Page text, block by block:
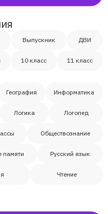
Выпускник ДВИ
10 класс 11 класс
География Информатика
Логика Логопед
Обществознание
памяти Русский язык
Чтение